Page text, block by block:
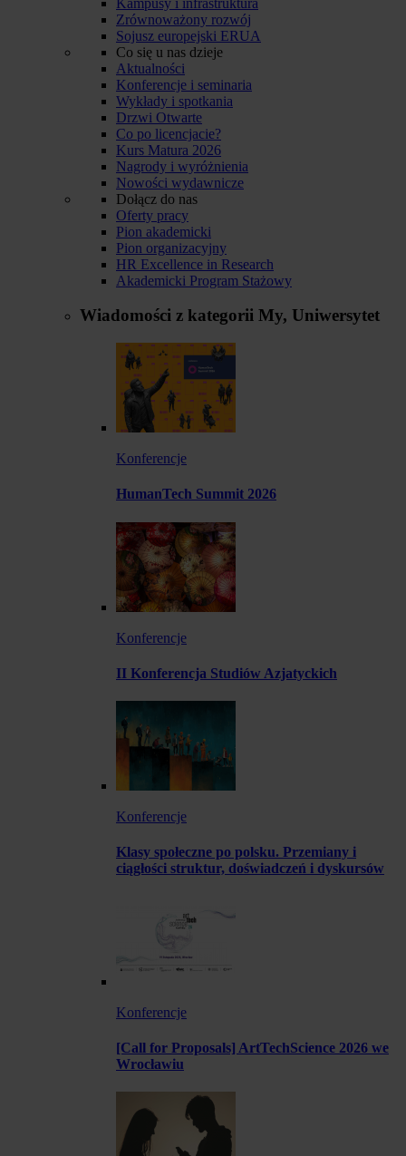
Zrównoważony rozwój
Sojusz europejski ERUA
Co się u nas dzieje
Aktualności
Konferencje i seminaria
Wykłady i spotkania
Drzwi Otwarte
Co po licencjacie?
Kurs Matura 2026
Nagrody i wyróżnienia
Nowości wydawnicze
Dołącz do nas
Oferty pracy
Pion akademicki
Pion organizacyjny
HR Excellence in Research
Akademicki Program Stażowy
Wiadomości z kategorii My, Uniwersytet
Konferencje
HumanTech Summit 2026
Konferencje
II Konferencja Studiów Azjatyckich
Konferencje
Klasy społeczne po polsku. Przemiany i
ciągłości struktur, doświadczeń i dyskursów
Konferencje
[Call for Proposals] ArtTechScience 2026 we
Wrocławiu